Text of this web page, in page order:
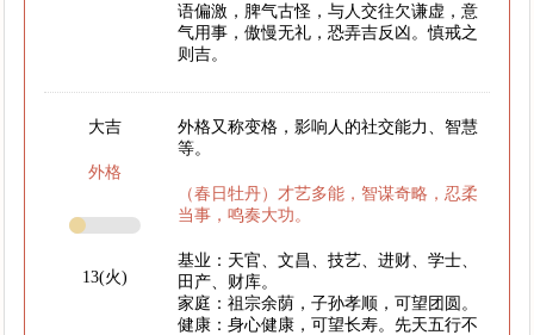
语偏激，脾气古怪，与人交往欠谦虚，意
气用事，傲慢无礼，恐弄吉反凶。慎戒之
则吉。
大吉
外格
13(火)
外格又称变格，影响人的社交能力、智慧
等。
（春日牡丹）才艺多能，智谋奇略，忍柔
当事，鸣奏大功。
基业：天官、文昌、技艺、进财、学士、
田产、财库。
家庭：祖宗余荫，子孙孝顺，可望团圆。
健康：身心健康，可望长寿。先天五行不